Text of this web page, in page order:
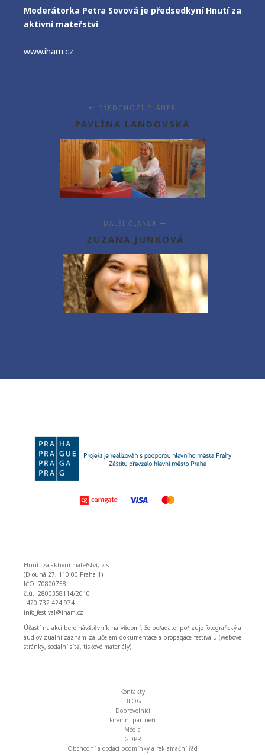
Moderátorka Petra Sovová je předsedkyní Hnutí za
aktivní mateřství
www.iham.cz
PŘEDCHOZÍ ČLÁNEK
PAVLÍNA LANDOVSKÁ
DALŠÍ ČLÁNEK
ZUZANA JUNKOVÁ
Hnutí za aktivní mateřství, z.s.
(Dlouhá 27, 110 00 Praha 1)
IČO: 70800758
č.ú.: 2800358114/2010
+420 732 424 974
info_festival@iham.cz
Účastí na akci bere návštěvník na vědomí, že pořadatel pořizuje fotografický a
audiovizuální záznam za účelem dokumentace a propagace festivalu (webové
stránky, sociální sítě, tiskové materiály).
Kontakty
BLOG
Dobrovolníci
Firemní partneři
Média
GDPR
Obchodní a dodací podmínky a reklamační řád